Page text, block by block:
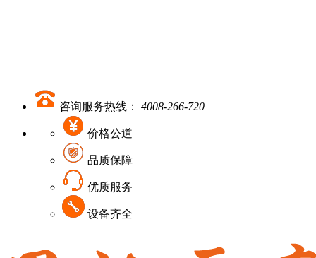
咨询服务热线： 4008-266-720
价格公道
品质保障
优质服务
设备齐全